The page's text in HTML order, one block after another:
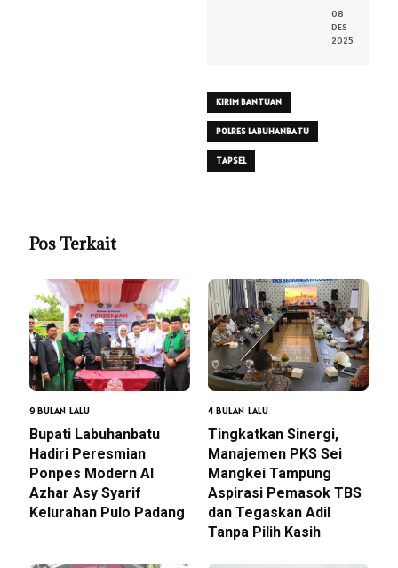
08
DES
2025
KIRIM BANTUAN
POLRES LABUHANBATU
TAPSEL
Pos Terkait
9 BULAN LALU
Bupati Labuhanbatu
Hadiri Peresmian
Ponpes Modern Al
Azhar Asy Syarif
Kelurahan Pulo Padang
4 BULAN LALU
Tingkatkan Sinergi,
Manajemen PKS Sei
Mangkei Tampung
Aspirasi Pemasok TBS
dan Tegaskan Adil
Tanpa Pilih Kasih